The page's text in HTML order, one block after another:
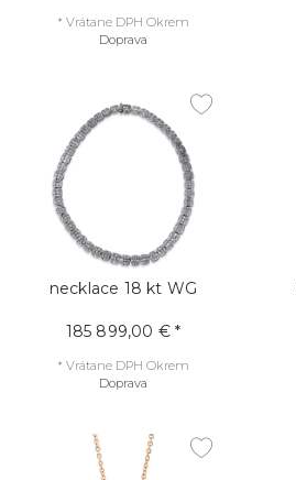
* Vrátane DPH Okrem
Doprava
necklace 18 kt WG
185 899,00 € *
* Vrátane DPH Okrem
Doprava